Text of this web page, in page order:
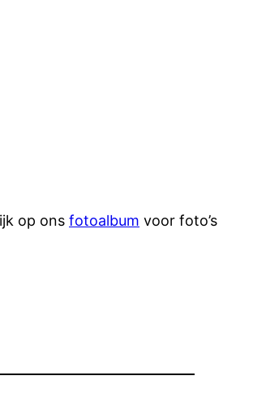
op ons fotoalbum voor foto’s